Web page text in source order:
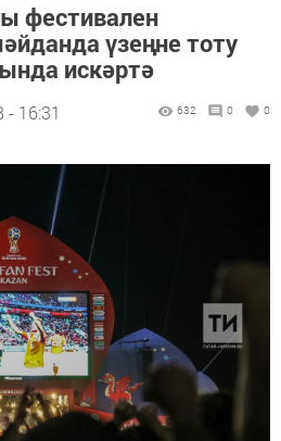
фестивален
үзеңне тоту
искәртә
16:31 632 0 0